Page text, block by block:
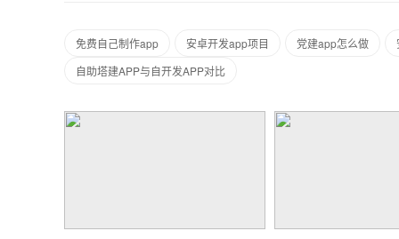
免费自己制作app 安卓开发app项目 党建app怎么做
自助塔建APP与自开发APP对比